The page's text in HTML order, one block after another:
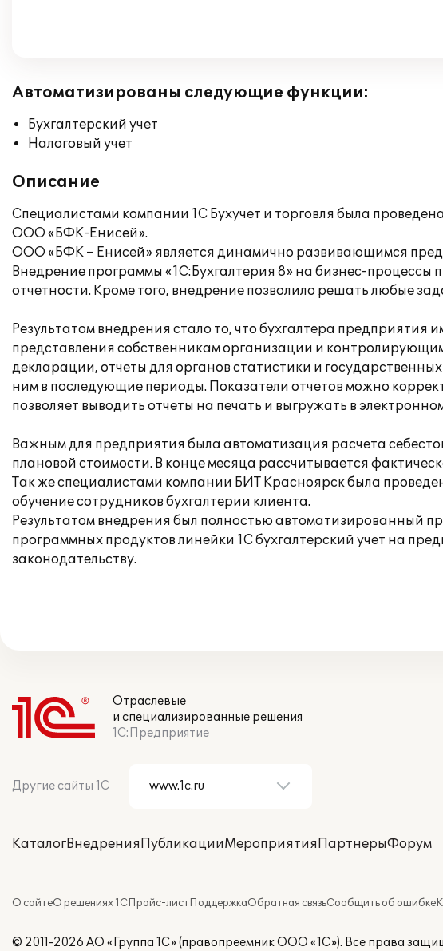
Автоматизированы следующие функции:
Бухгалтерский учет
Налоговый учет
Описание
Специалистами компании 1С Бухучет и торговля была
ООО «БФК-Енисей».
ООО «БФК – Енисей» является динамично развивающимся
Внедрение программы «1С:Бухгалтерия 8» на бизнес-процессы
отчетности. Кроме того, внедрение позволило решать любые
Результатом внедрения стало то, что бухгалтера
представления собственникам организации и
декларации, отчеты для органов статистики и
ним в последующие периоды. Показатели отчетов можно
позволяет выводить отчеты на печать и выгружать в
Важным для предприятия была автоматизация расчета
плановой стоимости. В конце месяца рассчитывается
Так же специалистами компании БИТ Красноярск была
обучение сотрудников бухгалтерии клиента.
Результатом внедрения был полностью автоматизированный
программных продуктов линейки 1С бухгалтерский учет на
законодательству.
Отраслевые
и специализированные решения
1С:Предприятие
Другие сайты 1С
КаталогВнедренияПубликацииМероприятияПартнерыФорум
О сайтеО решениях 1СПрайс-листПоддержкаОбратная связьСообщить об ошибке
© 2011-2026 АО «Группа 1С» (правопреемник ООО «1С»). Все права